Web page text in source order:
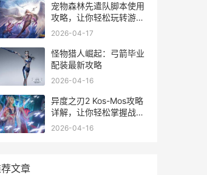
宠物森林先遣队脚本使用
攻略，让你轻松玩转游
戏！
2026-04-17
怪物猎人崛起：弓箭毕业
配装最新攻略
2026-04-16
异度之刃2 Kos-Mos攻略
详解，让你轻松掌握战斗
技巧
2026-04-16
文章